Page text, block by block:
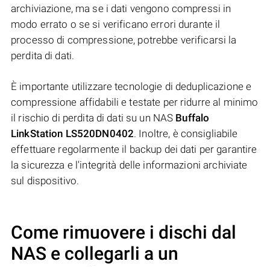
archiviazione, ma se i dati vengono compressi in
modo errato o se si verificano errori durante il
processo di compressione, potrebbe verificarsi la
perdita di dati.
È importante utilizzare tecnologie di deduplicazione e
compressione affidabili e testate per ridurre al minimo
il rischio di perdita di dati su un NAS Buffalo
LinkStation LS520DN0402. Inoltre, è consigliabile
effettuare regolarmente il backup dei dati per garantire
la sicurezza e l'integrità delle informazioni archiviate
sul dispositivo.
Come rimuovere i dischi dal
NAS e collegarli a un